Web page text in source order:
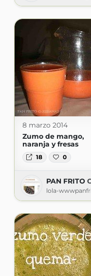
8 marzo 2014
Zumo de mango,
naranja y fresas
18 0
PAN FRITO
lola-